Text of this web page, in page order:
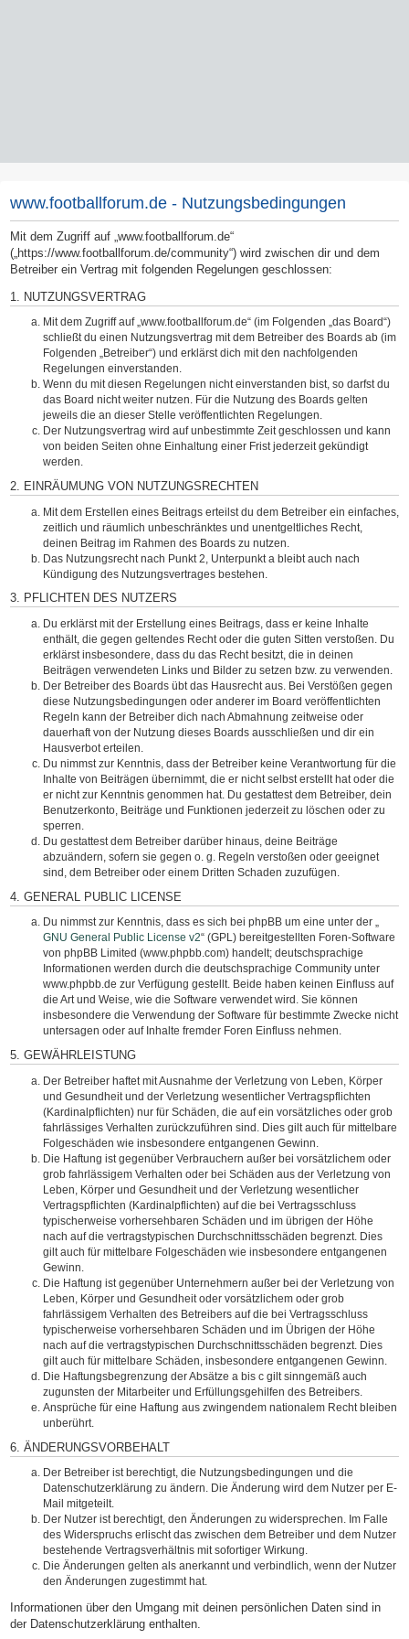
www.footballforum.de - Nutzungsbedingungen
Mit dem Zugriff auf „www.footballforum.de“
(„https://www.footballforum.de/community“) wird zwischen dir und dem
Betreiber ein Vertrag mit folgenden Regelungen geschlossen:
1. NUTZUNGSVERTRAG
Mit dem Zugriff auf „www.footballforum.de“ (im Folgenden „das Board“)
schließt du einen Nutzungsvertrag mit dem Betreiber des Boards ab (im
Folgenden „Betreiber“) und erklärst dich mit den nachfolgenden
Regelungen einverstanden.
Wenn du mit diesen Regelungen nicht einverstanden bist, so darfst du
das Board nicht weiter nutzen. Für die Nutzung des Boards gelten
jeweils die an dieser Stelle veröffentlichten Regelungen.
Der Nutzungsvertrag wird auf unbestimmte Zeit geschlossen und kann
von beiden Seiten ohne Einhaltung einer Frist jederzeit gekündigt
werden.
2. EINRÄUMUNG VON NUTZUNGSRECHTEN
Mit dem Erstellen eines Beitrags erteilst du dem Betreiber ein einfaches,
zeitlich und räumlich unbeschränktes und unentgeltliches Recht,
deinen Beitrag im Rahmen des Boards zu nutzen.
Das Nutzungsrecht nach Punkt 2, Unterpunkt a bleibt auch nach
Kündigung des Nutzungsvertrages bestehen.
3. PFLICHTEN DES NUTZERS
Du erklärst mit der Erstellung eines Beitrags, dass er keine Inhalte
enthält, die gegen geltendes Recht oder die guten Sitten verstoßen. Du
erklärst insbesondere, dass du das Recht besitzt, die in deinen
Beiträgen verwendeten Links und Bilder zu setzen bzw. zu verwenden.
Der Betreiber des Boards übt das Hausrecht aus. Bei Verstößen gegen
diese Nutzungsbedingungen oder anderer im Board veröffentlichten
Regeln kann der Betreiber dich nach Abmahnung zeitweise oder
dauerhaft von der Nutzung dieses Boards ausschließen und dir ein
Hausverbot erteilen.
Du nimmst zur Kenntnis, dass der Betreiber keine Verantwortung für die
Inhalte von Beiträgen übernimmt, die er nicht selbst erstellt hat oder die
er nicht zur Kenntnis genommen hat. Du gestattest dem Betreiber, dein
Benutzerkonto, Beiträge und Funktionen jederzeit zu löschen oder zu
sperren.
Du gestattest dem Betreiber darüber hinaus, deine Beiträge
abzuändern, sofern sie gegen o. g. Regeln verstoßen oder geeignet
sind, dem Betreiber oder einem Dritten Schaden zuzufügen.
4. GENERAL PUBLIC LICENSE
Du nimmst zur Kenntnis, dass es sich bei phpBB um eine unter der „
GNU General Public License v2“ (GPL) bereitgestellten Foren-Software
von phpBB Limited (www.phpbb.com) handelt; deutschsprachige
Informationen werden durch die deutschsprachige Community unter
www.phpbb.de zur Verfügung gestellt. Beide haben keinen Einfluss auf
die Art und Weise, wie die Software verwendet wird. Sie können
insbesondere die Verwendung der Software für bestimmte Zwecke nicht
untersagen oder auf Inhalte fremder Foren Einfluss nehmen.
5. GEWÄHRLEISTUNG
Der Betreiber haftet mit Ausnahme der Verletzung von Leben, Körper
und Gesundheit und der Verletzung wesentlicher Vertragspflichten
(Kardinalpflichten) nur für Schäden, die auf ein vorsätzliches oder grob
fahrlässiges Verhalten zurückzuführen sind. Dies gilt auch für mittelbare
Folgeschäden wie insbesondere entgangenen Gewinn.
Die Haftung ist gegenüber Verbrauchern außer bei vorsätzlichem oder
grob fahrlässigem Verhalten oder bei Schäden aus der Verletzung von
Leben, Körper und Gesundheit und der Verletzung wesentlicher
Vertragspflichten (Kardinalpflichten) auf die bei Vertragsschluss
typischerweise vorhersehbaren Schäden und im übrigen der Höhe
nach auf die vertragstypischen Durchschnittsschäden begrenzt. Dies
gilt auch für mittelbare Folgeschäden wie insbesondere entgangenen
Gewinn.
Die Haftung ist gegenüber Unternehmern außer bei der Verletzung von
Leben, Körper und Gesundheit oder vorsätzlichem oder grob
fahrlässigem Verhalten des Betreibers auf die bei Vertragsschluss
typischerweise vorhersehbaren Schäden und im Übrigen der Höhe
nach auf die vertragstypischen Durchschnittsschäden begrenzt. Dies
gilt auch für mittelbare Schäden, insbesondere entgangenen Gewinn.
Die Haftungsbegrenzung der Absätze a bis c gilt sinngemäß auch
zugunsten der Mitarbeiter und Erfüllungsgehilfen des Betreibers.
Ansprüche für eine Haftung aus zwingendem nationalem Recht bleiben
unberührt.
6. ÄNDERUNGSVORBEHALT
Der Betreiber ist berechtigt, die Nutzungsbedingungen und die
Datenschutzerklärung zu ändern. Die Änderung wird dem Nutzer per E-
Mail mitgeteilt.
Der Nutzer ist berechtigt, den Änderungen zu widersprechen. Im Falle
des Widerspruchs erlischt das zwischen dem Betreiber und dem Nutzer
bestehende Vertragsverhältnis mit sofortiger Wirkung.
Die Änderungen gelten als anerkannt und verbindlich, wenn der Nutzer
den Änderungen zugestimmt hat.
Informationen über den Umgang mit deinen persönlichen Daten sind in
der Datenschutzerklärung enthalten.